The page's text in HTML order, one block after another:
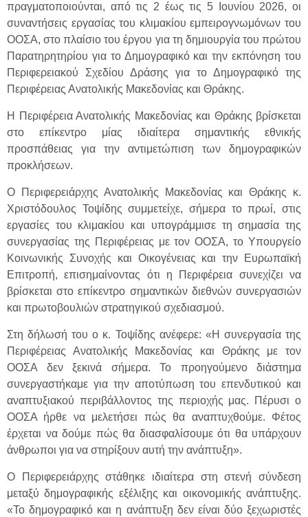
πραγματοποιούνται, από τις 2 έως τις 5 Ιουνίου 2026, οι
συναντήσεις εργασίας του κλιμακίου εμπειρογνωμόνων του
ΟΟΣΑ, στο πλαίσιο του έργου για τη δημιουργία του πρώτου
Παρατηρητηρίου για το Δημογραφικό και την εκπόνηση του
Περιφερειακού Σχεδίου Δράσης για το Δημογραφικό της
Περιφέρειας Ανατολικής Μακεδονίας και Θράκης.
Η Περιφέρεια Ανατολικής Μακεδονίας και Θράκης βρίσκεται
στο επίκεντρο μίας ιδιαίτερα σημαντικής εθνικής
προσπάθειας για την αντιμετώπιση των δημογραφικών
προκλήσεων.
Ο Περιφερειάρχης Ανατολικής Μακεδονίας και Θράκης κ.
Χριστόδουλος Τοψίδης συμμετείχε, σήμερα το πρωί, στις
εργασίες του κλιμακίου και υπογράμμισε τη σημασία της
συνεργασίας της Περιφέρειας με τον ΟΟΣΑ, το Υπουργείο
Κοινωνικής Συνοχής και Οικογένειας και την Ευρωπαϊκή
Επιτροπή, επισημαίνοντας ότι η Περιφέρεια συνεχίζει να
βρίσκεται στο επίκεντρο σημαντικών διεθνών συνεργασιών
και πρωτοβουλιών στρατηγικού σχεδιασμού.
Στη δήλωσή του ο κ. Τοψίδης ανέφερε: «Η συνεργασία της
Περιφέρειας Ανατολικής Μακεδονίας και Θράκης με τον
ΟΟΣΑ δεν ξεκινά σήμερα. Το προηγούμενο διάστημα
συνεργαστήκαμε για την αποτύπωση του επενδυτικού και
αναπτυξιακού περιβάλλοντος της περιοχής μας. Πέρυσι ο
ΟΟΣΑ ήρθε να μελετήσει πώς θα αναπτυχθούμε. Φέτος
έρχεται να δούμε πώς θα διασφαλίσουμε ότι θα υπάρχουν
άνθρωποι για να στηρίξουν αυτή την ανάπτυξη».
Ο Περιφερειάρχης στάθηκε ιδιαίτερα στη στενή σύνδεση
μεταξύ δημογραφικής εξέλιξης και οικονομικής ανάπτυξης.
«Το δημογραφικό και η ανάπτυξη δεν είναι δύο ξεχωριστές